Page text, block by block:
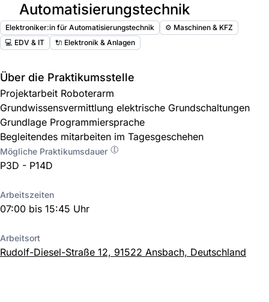
Automatisierungstechnik
Elektroniker:in für Automatisierungstechnik
⚙️ Maschinen & KFZ
💻 EDV & IT
🔌 Elektronik & Anlagen
Über die Praktikumsstelle
Projektarbeit Roboterarm
Grundwissensvermittlung elektrische Grundschaltungen
Grundlage Programmiersprache
Begleitendes mitarbeiten im Tagesgeschehen
Mögliche Praktikumsdauer
P3D - P14D
Arbeitszeiten
07:00 bis 15:45 Uhr
Arbeitsort
Rudolf-Diesel-Straße 12, 91522 Ansbach, Deutschland